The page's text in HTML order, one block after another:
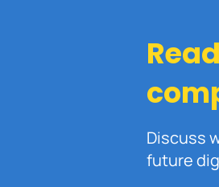
Discuss
future